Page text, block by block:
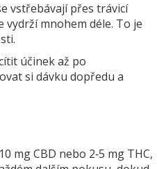
vstřebávají přes trávicí
mnohem déle. To je
účinek až po
si dávku dopředu a
mg CBD nebo 2‑5 mg THC,